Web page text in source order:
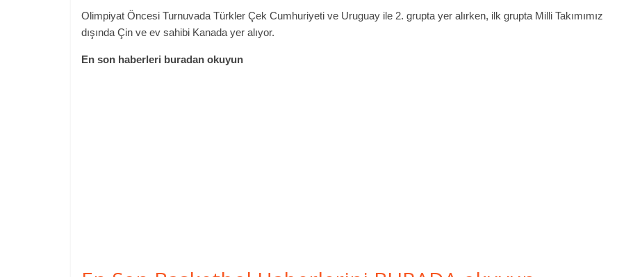
Olimpiyat Öncesi Turnuvada Türkler Çek Cumhuriyeti ve Uruguay ile 2. grupta yer alırken, ilk grupta Milli Takımımız
dışında Çin ve ev sahibi Kanada yer alıyor.
En son haberleri buradan okuyun